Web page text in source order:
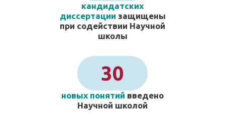
кандидатских
диссертации защищены
при содействии Научной
школы
30
новых понятий введено
Научной школой